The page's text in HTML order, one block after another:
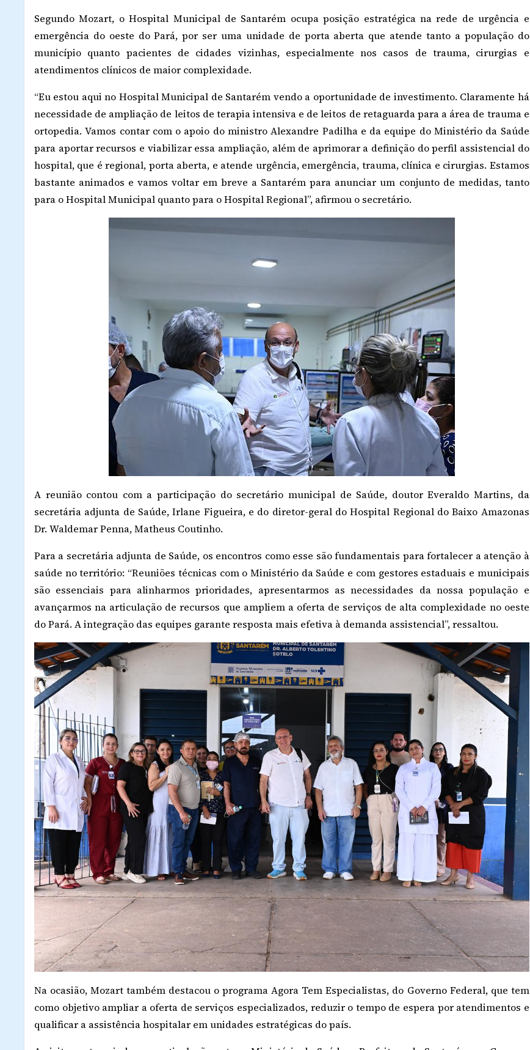
Segundo Mozart, o Hospital Municipal de Santarém ocupa posição estratégica na rede de urgência e
emergência do oeste do Pará, por ser uma unidade de porta aberta que atende tanto a população do
município quanto pacientes de cidades vizinhas, especialmente nos casos de trauma, cirurgias e
atendimentos clínicos de maior complexidade.
“Eu estou aqui no Hospital Municipal de Santarém vendo a oportunidade de investimento. Claramente há
necessidade de ampliação de leitos de terapia intensiva e de leitos de retaguarda para a área de trauma e
ortopedia. Vamos contar com o apoio do ministro Alexandre Padilha e da equipe do Ministério da Saúde
para aportar recursos e viabilizar essa ampliação, além de aprimorar a definição do perfil assistencial do
hospital, que é regional, porta aberta, e atende urgência, emergência, trauma, clínica e cirurgias. Estamos
bastante animados e vamos voltar em breve a Santarém para anunciar um conjunto de medidas, tanto
para o Hospital Municipal quanto para o Hospital Regional”, afirmou o secretário.
A reunião contou com a participação do secretário municipal de Saúde, doutor Everaldo Martins, da
secretária adjunta de Saúde, Irlane Figueira, e do diretor-geral do Hospital Regional do Baixo Amazonas
Dr. Waldemar Penna, Matheus Coutinho.
Para a secretária adjunta de Saúde, os encontros como esse são fundamentais para fortalecer a atenção à
saúde no território: “Reuniões técnicas com o Ministério da Saúde e com gestores estaduais e municipais
são essenciais para alinharmos prioridades, apresentarmos as necessidades da nossa população e
avançarmos na articulação de recursos que ampliem a oferta de serviços de alta complexidade no oeste
do Pará. A integração das equipes garante resposta mais efetiva à demanda assistencial”, ressaltou.
Na ocasião, Mozart também destacou o programa Agora Tem Especialistas, do Governo Federal, que tem
como objetivo ampliar a oferta de serviços especializados, reduzir o tempo de espera por atendimentos e
qualificar a assistência hospitalar em unidades estratégicas do país.